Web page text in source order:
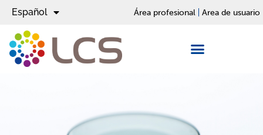
Español
English
Área profesional Area de usuario